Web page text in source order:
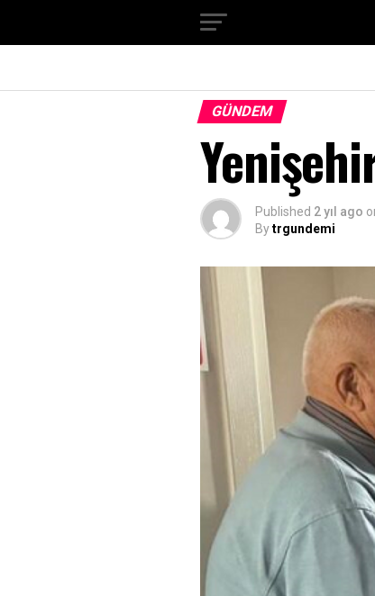
GÜNDEM
Published 2 yıl ago
Bytrgundemi